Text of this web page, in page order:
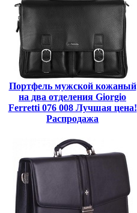
Портфель мужской кожаный
на два отделения Giorgio
Ferretti 076 008 Лучшая цена!
Распродажа